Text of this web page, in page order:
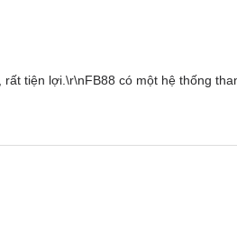
tiện lợi.\r\nFB88 có một hệ thống